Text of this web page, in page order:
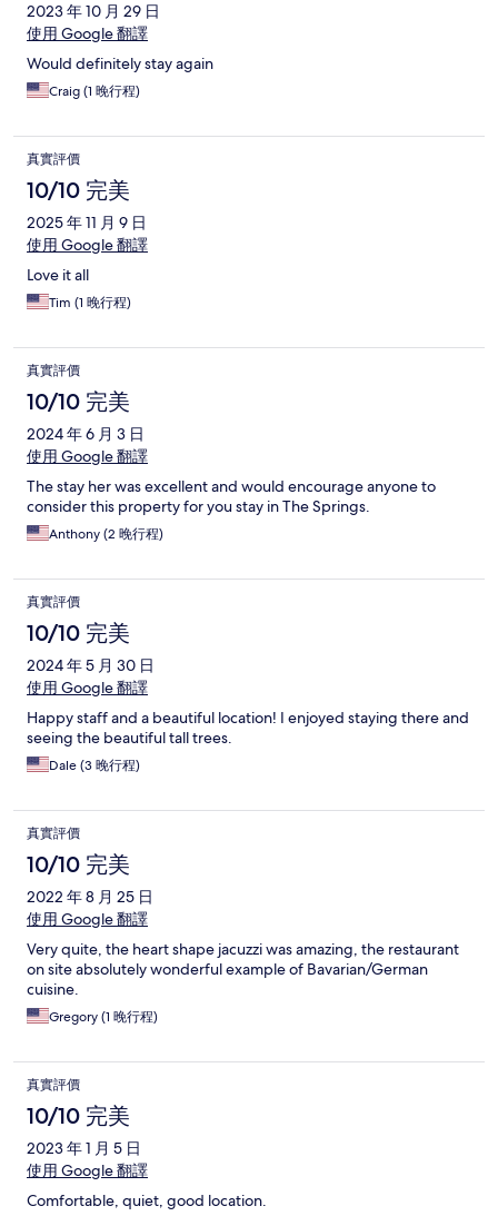
2023 年 10 月 29 日
使用 Google 翻譯
Would definitely stay again
Craig (1 晚行程)
真實評價
10/10 完美
2025 年 11 月 9 日
使用 Google 翻譯
Love it all
Tim (1 晚行程)
真實評價
10/10 完美
2024 年 6 月 3 日
使用 Google 翻譯
The stay her was excellent and would encourage anyone to
consider this property for you stay in The Springs.
Anthony (2 晚行程)
真實評價
10/10 完美
2024 年 5 月 30 日
使用 Google 翻譯
Happy staff and a beautiful location! I enjoyed staying there and
seeing the beautiful tall trees.
Dale (3 晚行程)
真實評價
10/10 完美
2022 年 8 月 25 日
使用 Google 翻譯
Very quite, the heart shape jacuzzi was amazing, the restaurant
on site absolutely wonderful example of Bavarian/German
cuisine.
Gregory (1 晚行程)
真實評價
10/10 完美
2023 年 1 月 5 日
使用 Google 翻譯
Comfortable, quiet, good location.